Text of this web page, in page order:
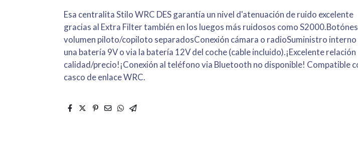
Esa centralita Stilo WRC DES garantía un nivel d'atenuación de ruido excelente
gracias al Extra Filter también en los luegos más ruidosos como
volumen piloto/copiloto separadosConexión cámara o radioSuministro interno
una batería 9V o via la batería 12V del coche (cable incluido).¡Excelente relación
calidad/precio!¡Conexión al teléfono via Bluetooth no disponible! Compatible
casco de enlace WRC.